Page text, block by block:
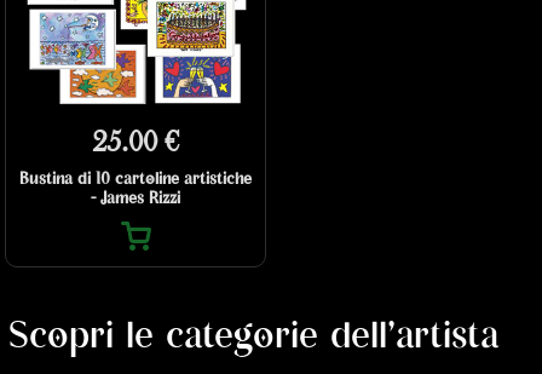
25.00 €
Bustina di 10 cartoline artistiche
- James Rizzi
Scopri le categorie dell'artista